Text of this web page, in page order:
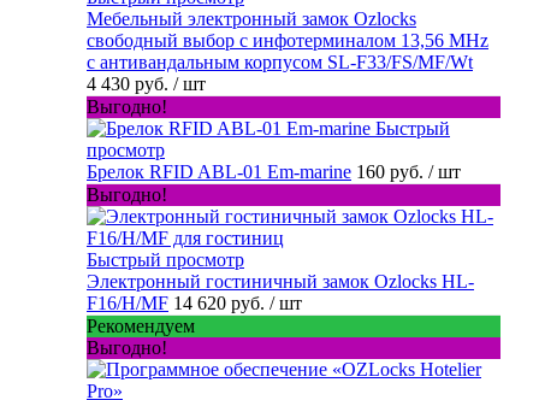
Мебельный электронный замок Ozlocks
свободный выбор с инфотерминалом 13,56 MHz
с антивандальным корпусом SL-F33/FS/MF/Wt
4 430 руб. / шт
Выгодно!
Быстрый
просмотр
Брелок RFID ABL-01 Em-marine 160 руб. / шт
Выгодно!
Быстрый просмотр
Электронный гостиничный замок Ozlocks HL-
F16/H/MF 14 620 руб. / шт
Рекомендуем
Выгодно!